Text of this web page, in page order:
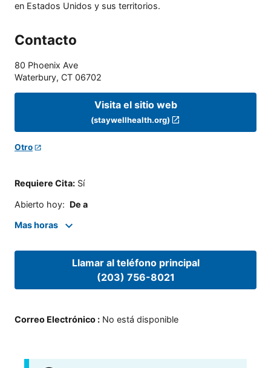
en Estados Unidos y sus territorios.
Contacto
80 Phoenix Ave
Waterbury, CT 06702
Visita el sitio web
(staywellhealth.org)
Otro
Requiere Cita: Sí
Abierto hoy: De a
Mas horas
Llamar al teléfono principal
(203) 756-8021
Correo Electrónico : No está disponible